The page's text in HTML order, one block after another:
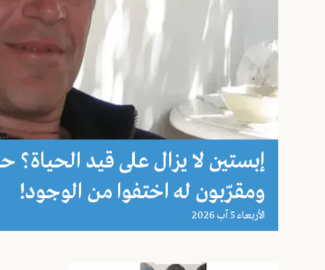
إبستين لا يزال على قيد الحياة؟
ومقرّبون له اختفوا من الوجود!
اﻷربعاء 5 آب 2026